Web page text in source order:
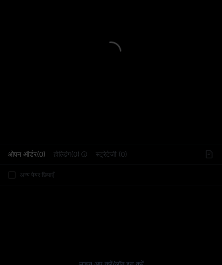
ओपन ऑर्डर(0) होल्डिंग(0) स्ट्रेटेजी (0)
अन्य पेयर छिपाएँ